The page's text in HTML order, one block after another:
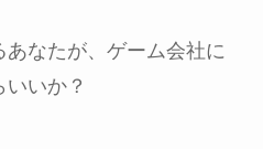
なたが、ゲーム会社に
いか？